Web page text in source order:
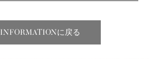
INFORMATIONに戻る